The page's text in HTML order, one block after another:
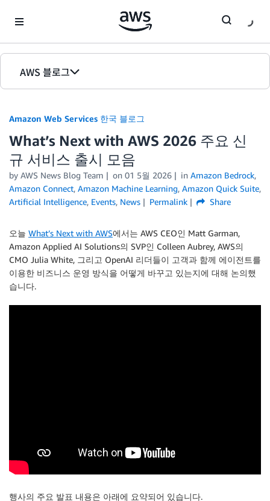
AWS 블로그
홈
에디션
Amazon Web Services 한국 블로그
What’s Next with AWS 2026 주요 신
규 서비스 출시 모음
by AWS News Blog Team on 01 5월 2026 in Amazon Bedrock,
Amazon Connect, Amazon Machine Learning, Amazon Quick Suite,
Artificial Intelligence, Events, News Permalink Share
오늘 What’s Next with AWS에서는 AWS CEO인 Matt Garman,
Amazon Applied AI Solutions의 SVP인 Colleen Aubrey, AWS의
CMO Julia White, 그리고 OpenAI 리더들이 고객과 함께 에이전트를
이용한 비즈니스 운영 방식을 어떻게 바꾸고 있는지에 대해 논의했
습니다.
행사의 주요 발표 내용은 아래에 요약되어 있습니다.